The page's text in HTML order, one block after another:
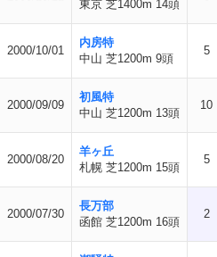
東京 芝1400m 14頭
2000/10/01
内房特
中山 芝1200m 9頭
5
2000/09/09
初風特
中山 芝1200m 13頭
10
2000/08/20
羊ヶ丘
札幌 芝1200m 15頭
5
2000/07/30
長万部
函館 芝1200m 16頭
2